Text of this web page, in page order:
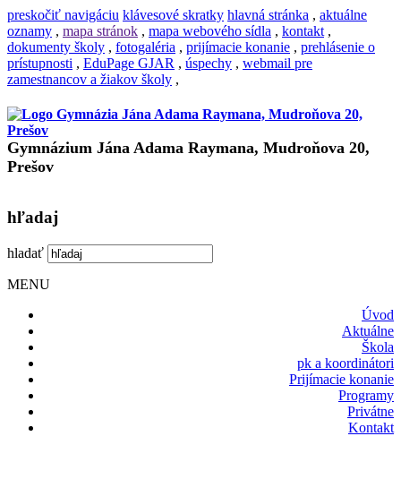
preskočiť navigáciu klávesové skratky hlavná stránka , aktuálne
oznamy , mapa stránok , mapa webového sídla , kontakt ,
dokumenty školy , fotogaléria , prijímacie konanie , prehlásenie o
prístupnosti , EduPage GJAR , úspechy , webmail pre
zamestnancov a žiakov školy ,
Gymnázium Jána Adama Raymana, Mudroňova 20,
Prešov
hľadaj
hladať
MENU
Úvod
Aktuálne
Škola
pk a koordinátori
Prijímacie konanie
Programy
Privátne
Kontakt